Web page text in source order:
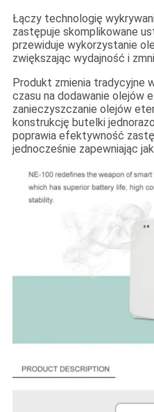
Łączy technologię
zastępuje skomplikowane
przewiduje wykorzystanie
zwiększając wydajność i
Produkt zmienia tradycyjne
czasu na dodawanie olejów
zanieczyszczanie olejów
konstrukcję butelki
poprawia efektywność
jednocześnie zapewniając